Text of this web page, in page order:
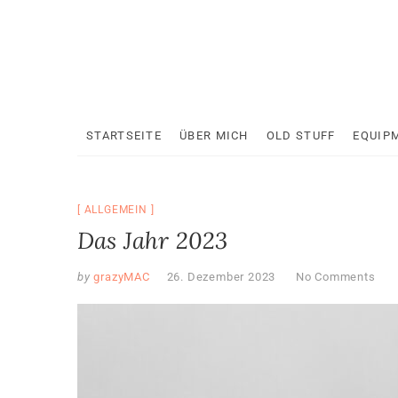
STARTSEITE ÜBER MICH OLD STUFF
ALLGEMEIN
Das Jahr 2023
by grazyMAC 26. Dezember 2023 No Comments